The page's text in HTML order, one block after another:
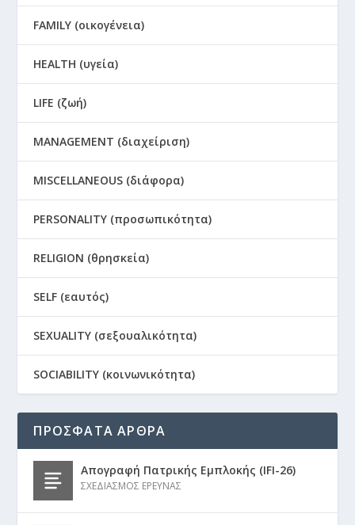
FAMILY (οικογένεια)
HEALTH (υγεία)
LIFE (ζωή)
MANAGEMENT (διαχείριση)
MISCELLANEOUS (διάφορα)
PERSONALITY (προσωπικότητα)
RELIGION (θρησκεία)
SELF (εαυτός)
SEXUALITY (σεξουαλικότητα)
SOCIABILITY (κοινωνικότητα)
ΠΡΟΣΦΑΤΑ ΑΡΘΡΑ
Απογραφή Πατρικής Εμπλοκής (IFI-26)
ΣΧΕΔΙΑΣΜΟΣ ΕΡΕΥΝΑΣ